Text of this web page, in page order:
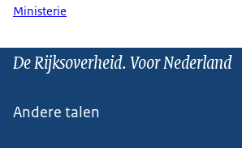
Ministerie
De Rijksoverheid. Voor Nederland
Andere talen